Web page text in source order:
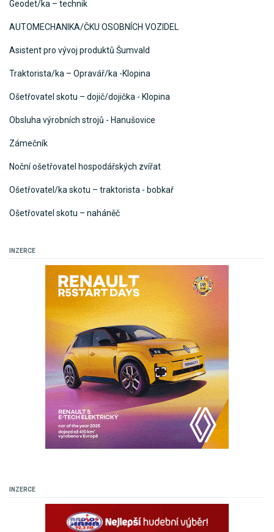
Geodet/ka – technik
AUTOMECHANIKA/ČKU OSOBNÍCH VOZIDEL
Asistent pro vývoj produktů Šumvald
Traktorista/ka – Opravář/ka -Klopina
Ošetřovatel skotu – dojič/dojička - Klopina
Obsluha výrobních strojů - Hanušovice
Zámečník
Noční ošetřovatel hospodářských zvířat
Ošetřovatel/ka skotu – traktorista - bobkař
Ošetřovatel skotu – naháněč
INZERCE
INZERCE